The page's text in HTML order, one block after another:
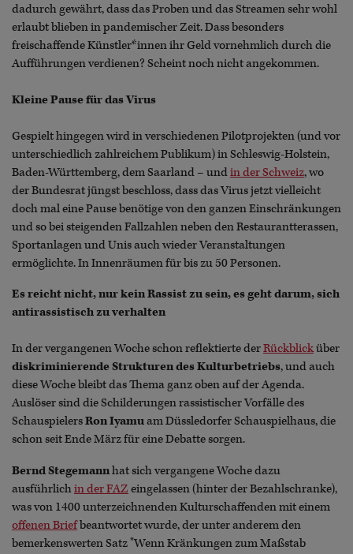
dadurch gewährt, dass das Proben und das Streamen sehr wohl
erlaubt blieben in pandemischer Zeit. Dass besonders
freischaffende Künstler*innen ihr Geld vornehmlich durch die
Aufführungen verdienen? Scheint noch nicht angekommen.
Kleine Pause für das Virus
Gespielt hingegen wird in verschiedenen Pilotprojekten (und vor
unterschiedlich zahlreichem Publikum) in Schleswig-Holstein,
Baden-Württemberg, dem Saarland – undin der Schweiz, wo
der Bundesrat jüngst beschloss, dass das Virus jetzt vielleicht
doch mal eine Pause benötige von den ganzen Einschränkungen
und so bei steigenden Fallzahlen neben den Restaurantterassen,
Sportanlagen und Unis auch wieder Veranstaltungen
ermöglichte. In Innenräumen für bis zu 50 Personen.
Es reicht nicht, nur kein Rassist zu sein, es geht darum, sich
antirassistisch zu verhalten
In der vergangenen Woche schon reflektierte derRückblicküber
diskriminierende Strukturen des Kulturbetriebs, und auch
diese Woche bleibt das Thema ganz oben auf der Agenda.
Auslöser sind die Schilderungen rassistischer Vorfälle des
SchauspielersRon Iyamuam Düssledorfer Schauspielhaus, die
schon seit Ende März für eine Debatte sorgen.
Bernd Stegemannhat sich vergangene Woche dazu
ausführlichin der FAZ eingelassen (hinter der Bezahlschranke),
was von 1400 unterzeichnenden Kulturschaffenden mit einem
offenen Briefbeantwortet wurde, der unter anderem den
bemerkenswerten Satz "Wenn Kränkungen zum Maßstab